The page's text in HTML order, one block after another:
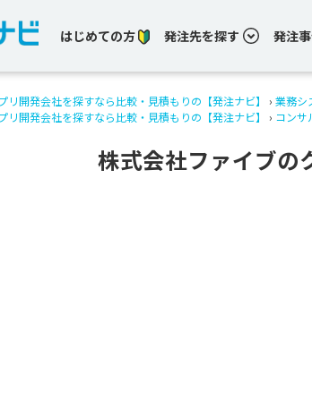
はじめての方 発注先を探す 発注
リ開発会社を探すなら比較・見積もりの【発注ナビ】 › 業務シ
リ開発会社を探すなら比較・見積もりの【発注ナビ】
› コンサ
株式会社ファイブの